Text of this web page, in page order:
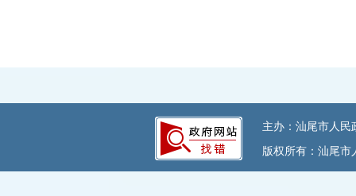
主办：汕尾市人民
版权所有：汕尾